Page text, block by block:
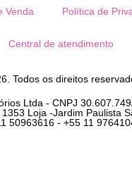
Venda Política de
Central de atendimento
Todos os direitos
Ltda - CNPJ
Loja -Jardim Paulista
50963616 - +55 11